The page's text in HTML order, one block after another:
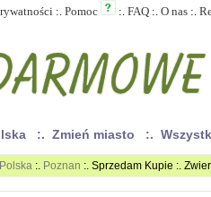
:. Pomoc :. FAQ :. O nas :.
:. Zmień miasto :.
Polska :. Poznan :. Sprzedam Kupie :.